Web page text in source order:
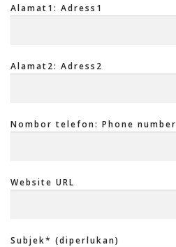
Alamat1: Adress1
Alamat2: Adress2
Nombor telefon: Phone number
Website URL
Subjek* (diperlukan)